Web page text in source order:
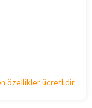
özellikler ücretlidir.